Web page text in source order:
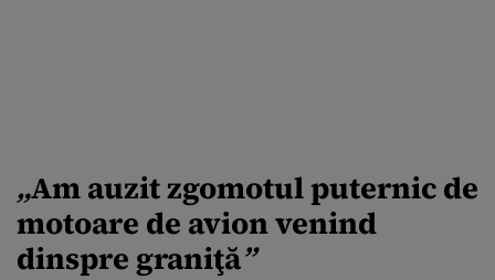
„Am auzit zgomotul puternic de
motoare de avion venind
dinspre graniţă”